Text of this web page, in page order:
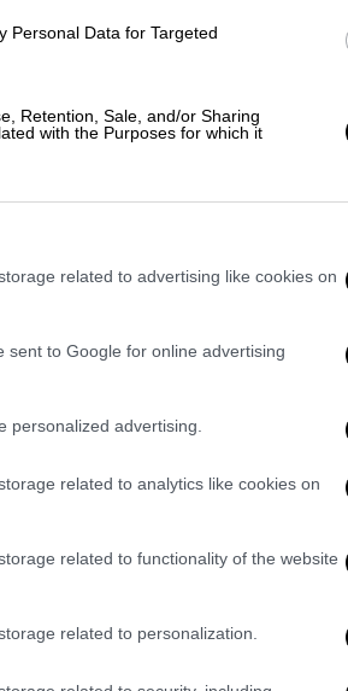
Personal Data for Targeted
Retention, Sale, and/or Sharing
with the Purposes for which it
related to advertising like cookies on
sent to Google for online advertising
personalized advertising.
related to analytics like cookies on
related to functionality of the website
related to personalization.
down…
ήταν πολύ διαφορετικά.
ζάχαρη, έπινα
Είχα
έγινα νεαρός
βυθίστηκα σε μια
το σώμα μου
Αυτοάνοση